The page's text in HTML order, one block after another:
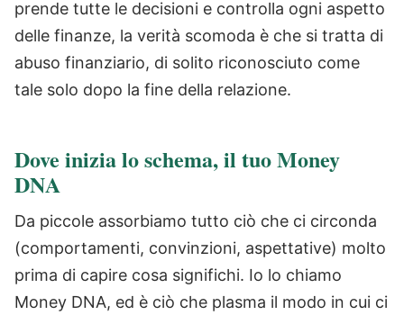
prende tutte le decisioni e controlla ogni aspetto
delle finanze, la verità scomoda è che si tratta di
abuso finanziario, di solito riconosciuto come
tale solo dopo la fine della relazione.
Dove inizia lo schema, il tuo Money
DNA
Da piccole assorbiamo tutto ciò che ci circonda
(comportamenti, convinzioni, aspettative) molto
prima di capire cosa significhi. Io lo chiamo
Money DNA, ed è ciò che plasma il modo in cui ci